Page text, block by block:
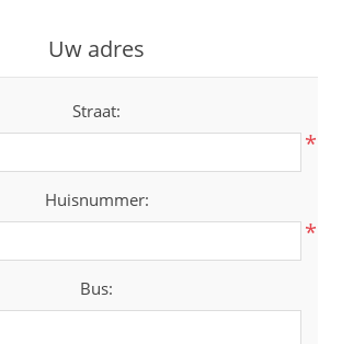
Uw adres
Straat:
*
Huisnummer:
*
Bus: